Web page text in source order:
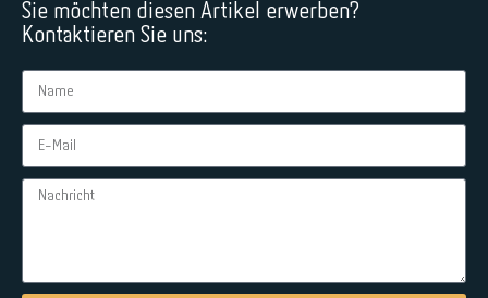
Sie möchten diesen Artikel erwerben?
Kontaktieren Sie uns: